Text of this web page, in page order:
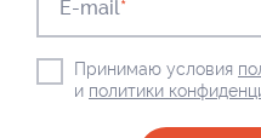
E-mail*
Принимаю условия
и политики